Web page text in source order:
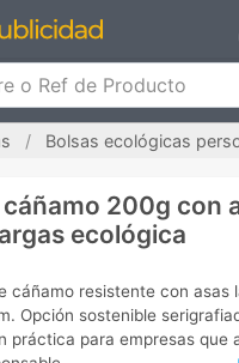
o Ref de Producto
Bolsas ecológicas
cáñamo 200g con
ecológica
cáñamo resistente con asas
Opción sostenible
práctica para empresas que